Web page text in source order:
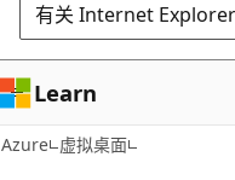
有关 Internet
Learn
Azure 虚拟桌面